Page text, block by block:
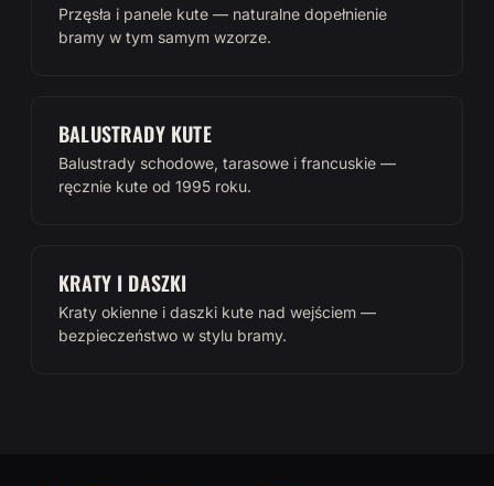
Przęsła i panele kute — naturalne dopełnienie
bramy w tym samym wzorze.
BALUSTRADY KUTE
Balustrady schodowe, tarasowe i francuskie —
ręcznie kute od 1995 roku.
KRATY I DASZKI
Kraty okienne i daszki kute nad wejściem —
bezpieczeństwo w stylu bramy.